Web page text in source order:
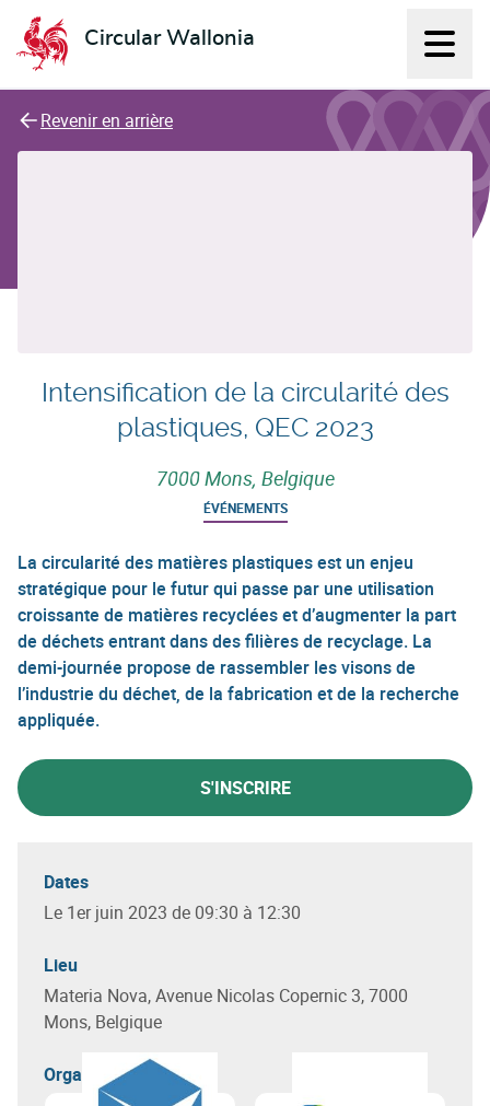
Circular Wallonia
L'économie circulaire
Revenir en arrière
Intensification de la circularité des
plastiques, QEC 2023
7000 Mons, Belgique
ÉVÉNEMENTS
La circularité des matières plastiques est un enjeu
stratégique pour le futur qui passe par une utilisation
croissante de matières recyclées et d’augmenter la part
de déchets entrant dans des filières de recyclage. La
demi-journée propose de rassembler les visons de
l’industrie du déchet, de la fabrication et de la recherche
appliquée.
S'INSCRIRE
Dates
Le 1er juin 2023 de 09:30 à 12:30
Lieu
Materia Nova, Avenue Nicolas Copernic 3, 7000
Mons, Belgique
Organisateur(s)